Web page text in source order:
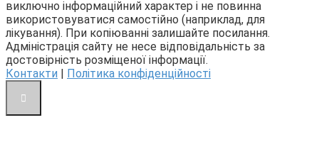
виключно інформаційний характер і не повинна
використовуватися самостійно (наприклад, для
лікування). При копіюванні залишайте посилання.
Адміністрація сайту не несе відповідальність за
достовірність розміщеної інформації.
Контакти | Політика конфіденційності